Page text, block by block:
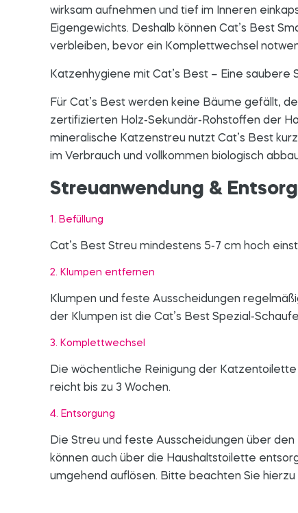
wirksam aufnehmen und tief im Inneren
Eigengewichts. Deshalb können Cat’s Best
verbleiben, bevor ein Komplettwechsel
Katzenhygiene mit Cat’s Best – Eine saubere
Für Cat’s Best werden keine Bäume gefällt,
zertifizierten Holz-Sekundär-Rohstoffen der
mineralische Katzenstreu nutzt Cat’s Best
im Verbrauch und vollkommen biologisch
Streuanwendung &
1. Befüllung
Cat’s Best Streu mindestens 5-7 cm hoch
2. Klumpen entfernen
Klumpen und feste Ausscheidungen
der Klumpen ist die Cat’s Best Spezial-
3. Komplettwechsel
Die wöchentliche Reinigung der
reicht bis zu 3 Wochen.
4. Entsorgung
Die Streu und feste Ausscheidungen über den
können auch über die Haushaltstoilette
umgehend auflösen. Bitte beachten Sie